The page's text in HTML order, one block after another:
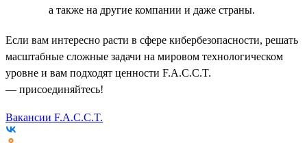
а также на другие компании и даже страны.
Если вам интересно расти в сфере кибербезопасности, решать
масштабные сложные задачи на мировом технологическом
уровне и вам подходят ценности F.A.C.C.T.
— присоединяйтесь!
Вакансии F.A.C.C.T.